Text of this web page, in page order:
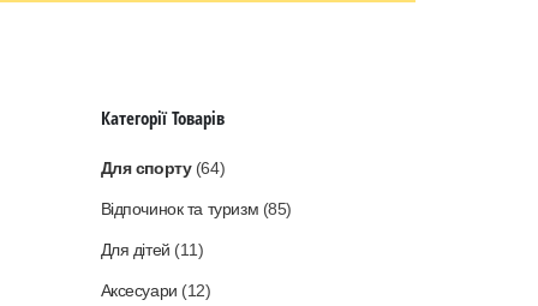
Категорії Товарів
Для спорту (64)
Відпочинок та туризм (85)
Для дітей (11)
Аксесуари (12)